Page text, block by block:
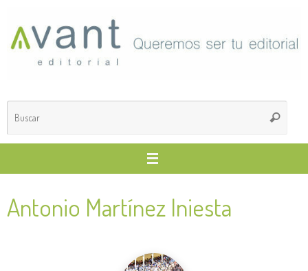
contenido
Buscar
Antonio Martínez Iniesta